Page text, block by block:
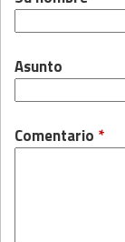
Asunto
Comentario *